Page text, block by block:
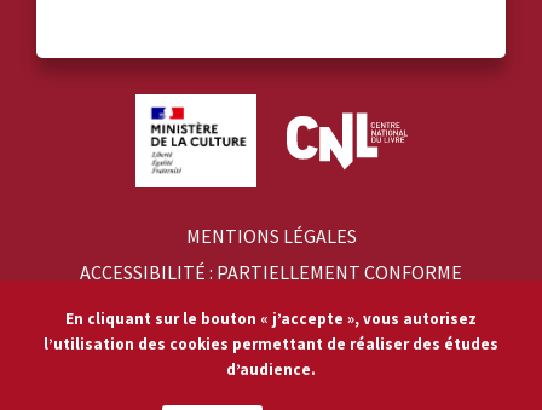
MENTIONS LÉGALES
ACCESSIBILITÉ : PARTIELLEMENT CONFORME
RGPD
PLAN DU SITE
CONTACTS
En cliquant sur le bouton « j’accepte », vous autorisez
l’utilisation des cookies permettant de réaliser des études
d’audience.